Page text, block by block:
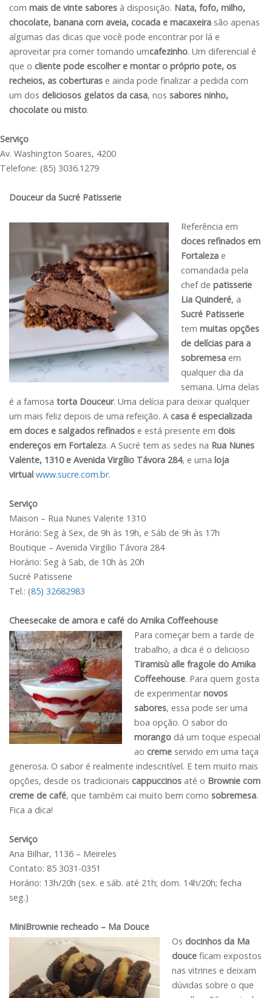
com mais de vinte sabores à disposição. Nata, fofo, milho,
chocolate, banana com aveia, cocada e macaxeira são apenas
algumas das dicas que você pode encontrar por lá e
aproveitar pra comer tomando umcafezinho. Um diferencial é
que o cliente pode escolher e montar o próprio pote, os
recheios, as coberturas e ainda pode finalizar a pedida com
um dos deliciosos gelatos da casa, nos sabores ninho,
chocolate ou misto.
Serviço
Av. Washington Soares, 4200
Telefone: (85) 3036.1279
Douceur da Sucré Patisserie
Referência em
doces refinados em
Fortaleza e
comandada pela
chef de patisserie
Lia Quinderé, a
Sucré Patisserie
tem muitas opções
de delícias para a
sobremesa em
qualquer dia da
semana. Uma delas
é a famosa torta Douceur. Uma delícia para deixar qualquer
um mais feliz depois de uma refeição. A casa é especializada
em doces e salgados refinados e está presente em dois
endereços em Fortaleza. A Sucré tem as sedes na Rua Nunes
Valente, 1310 e Avenida Virgílio Távora 284, e uma loja
virtual www.sucre.com.br.
Serviço
Maison – Rua Nunes Valente 1310
Horário: Seg à Sex, de 9h às 19h, e Sáb de 9h às 17h
Boutique – Avenida Virgilio Távora 284
Horário: Seg à Sab, de 10h às 20h
Sucré Patisserie
Tel.: (85) 32682983
Cheesecake de amora e café do Amika Coffeehouse
Para começar bem a tarde de
trabalho, a dica é o delicioso
Tiramisù alle fragole do Amika
Coffeehouse. Para quem gosta
de experimentarnovos
sabores, essa pode ser uma
boa opção. O sabor do
morango dá um toque especial
ao creme servido em uma taça
generosa. O sabor é realmente indescritível. E tem muito mais
opções, desde os tradicionais cappuccinos até o Brownie com
creme de café, que também cai muito bem como sobremesa.
Fica a dica!
Serviço
Ana Bilhar, 1136 – Meireles
Contato: 85 3031-0351
Horário: 13h/20h (sex. e sáb. até 21h; dom. 14h/20h; fecha
seg.)
MiniBrownie recheado – Ma Douce
Os docinhos da Ma
douce ficam expostos
nas vitrines e deixam
dúvidas sobre o que